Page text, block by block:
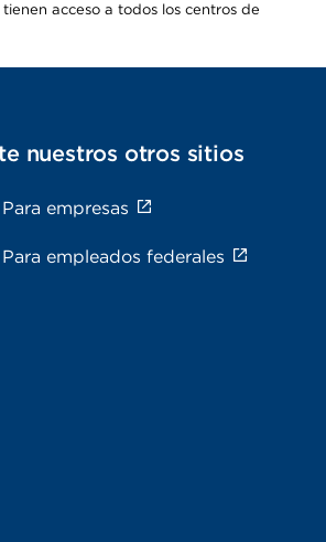
acceso a todos los centros de
nuestros otros sitios
Para empresas
Para empleados federales